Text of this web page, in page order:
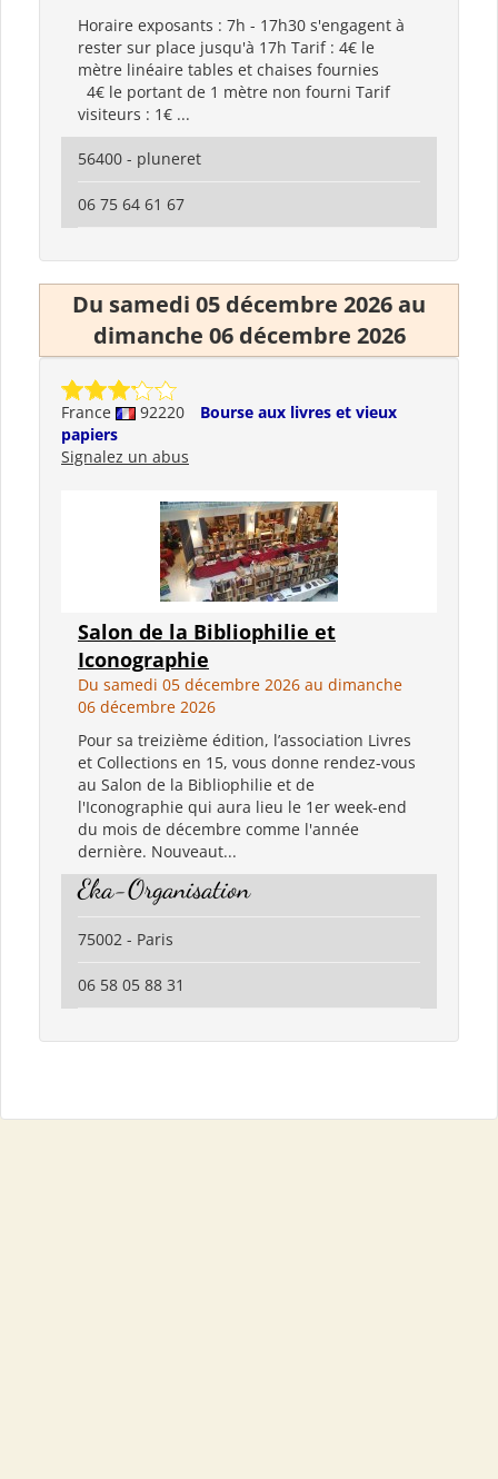
Horaire exposants : 7h - 17h30 s'engagent à
rester sur place jusqu'à 17h Tarif : 4€ le
mètre linéaire tables et chaises fournies
4€ le portant de 1 mètre non fourni Tarif
visiteurs : 1€ ...
56400 - pluneret
06 75 64 61 67
Du samedi 05 décembre 2026 au
dimanche 06 décembre 2026
France 92220
Bourse aux livres et vieux
papiers
Signalez un abus
Salon de la Bibliophilie et
Iconographie
Du samedi 05 décembre 2026 au dimanche
06 décembre 2026
Pour sa treizième édition, l’association Livres
et Collections en 15, vous donne rendez-vous
au Salon de la Bibliophilie et de
l'Iconographie qui aura lieu le 1er week-end
du mois de décembre comme l'année
dernière. Nouveaut...
Eka-Organisation
75002 - Paris
06 58 05 88 31